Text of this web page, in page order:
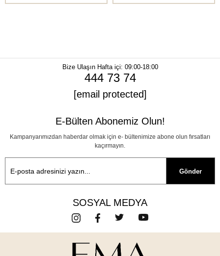
Bize Ulaşın
444 73 74
[email protected]
Hafta içi: 09:00-18:00
E-Bülten Abonemiz Olun!
Kampanyarımızdan haberdar olmak için e- bültenimize abone olun fırsatları
kaçırmayın.
Gönder
SOSYAL MEDYA